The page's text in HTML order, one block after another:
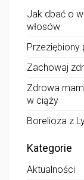
Jak dbać o
włosów
Przeziębiony
Zachowaj
Zdrowa
w ciąży
Borelioza z
Kategorie
Aktualności